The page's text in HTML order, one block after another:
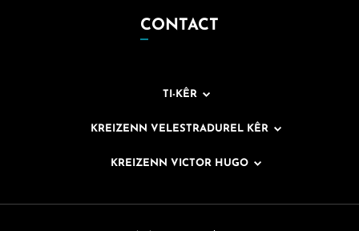
CONTACT
TI-KÊR
KREIZENN VELESTRADUREL KÊR
KREIZENN VICTOR HUGO